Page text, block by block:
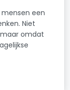
een
Niet
omdat